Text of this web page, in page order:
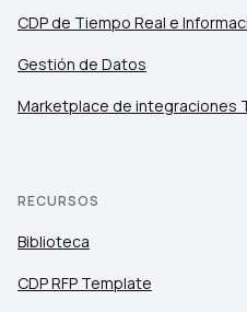
CDP de Tiempo Real e
Gestión de Datos
Marketplace de integraciones
RECURSOS
Biblioteca
CDP RFP Template